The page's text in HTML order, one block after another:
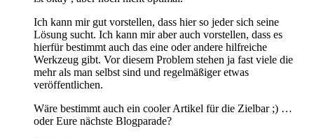
Ich kann mir gut vorstellen, dass hier so jeder sich seine
Lösung sucht. Ich kann mir aber auch vorstellen, dass es
hierfür bestimmt auch das eine oder andere hilfreiche
Werkzeug gibt. Vor diesem Problem stehen ja fast viele die
mehr als man selbst sind und regelmäßiger etwas
veröffentlichen.
Wäre bestimmt auch ein cooler Artikel für die Zielbar ;) …
oder Eure nächste Blogparade?